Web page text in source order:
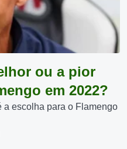
ou a pior
em 2022?
a escolha para o Flamengo